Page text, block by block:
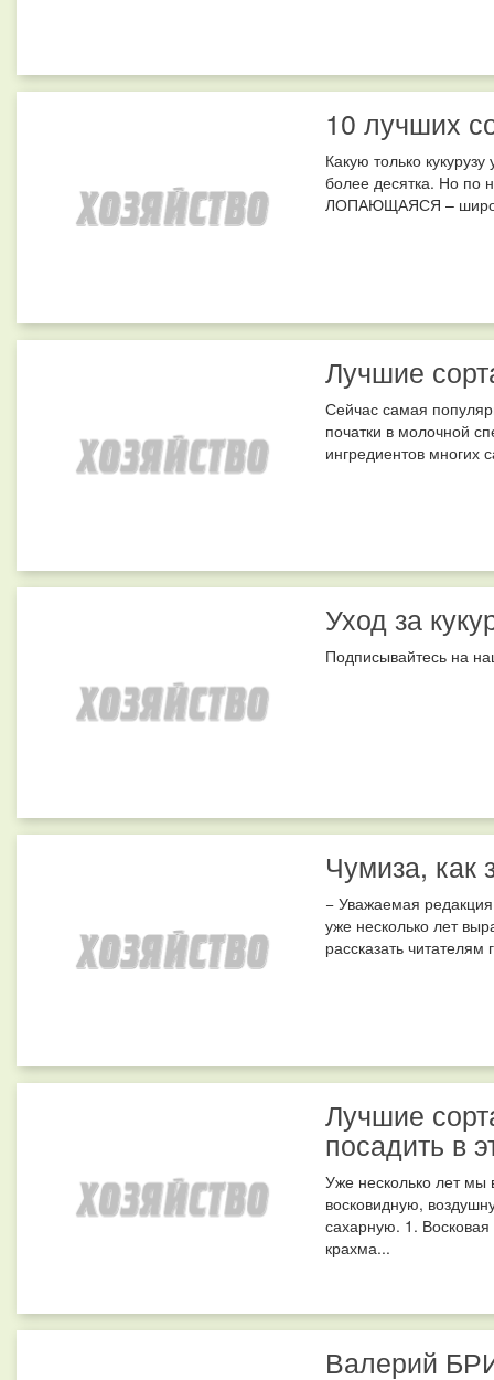
10 лучших
Какую только
более десятка. Но по
ЛОПАЮЩАЯСЯ –
Лучшие
Сейчас самая
початки в молочной
ингредиентов многих
Уход за
Подписывайтесь на
Чумиза, как
− Уважаемая
уже несколько лет
рассказать
Лучшие
посадить в
Уже несколько лет
восковидную,
сахарную. 1. Восковая
крахма...
Валерий